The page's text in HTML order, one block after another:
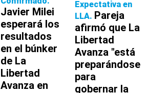
Javier Milei
esperará los
resultados
en el búnker
de La
Libertad
Avanza en
Expectativa en
LLA Pareja
afirmó que La
Libertad
Avanza "está
preparándose
para
gobernar la